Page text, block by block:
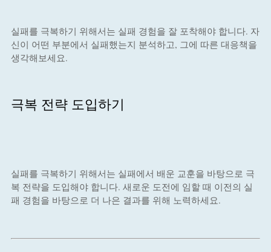
실패를 극복하기 위해서는 실패 경험을 잘 포착해야 합니다. 자
신이 어떤 부분에서 실패했는지 분석하고, 그에 따른 대응책을
생각해보세요.
극복 전략 도입하기
실패를 극복하기 위해서는 실패에서 배운 교훈을 바탕으로 극
복 전략을 도입해야 합니다. 새로운 도전에 임할 때 이전의 실
패 경험을 바탕으로 더 나은 결과를 위해 노력하세요.